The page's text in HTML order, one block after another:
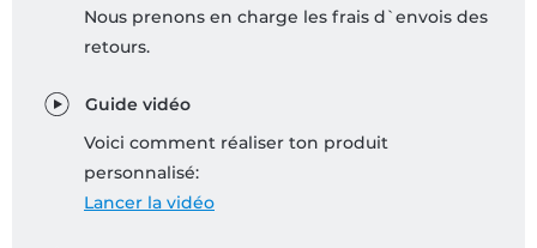
Nous prenons en charge les frais d`envois des
retours.
Guide vidéo
Voici comment réaliser ton produit
personnalisé:
Lancer la vidéo